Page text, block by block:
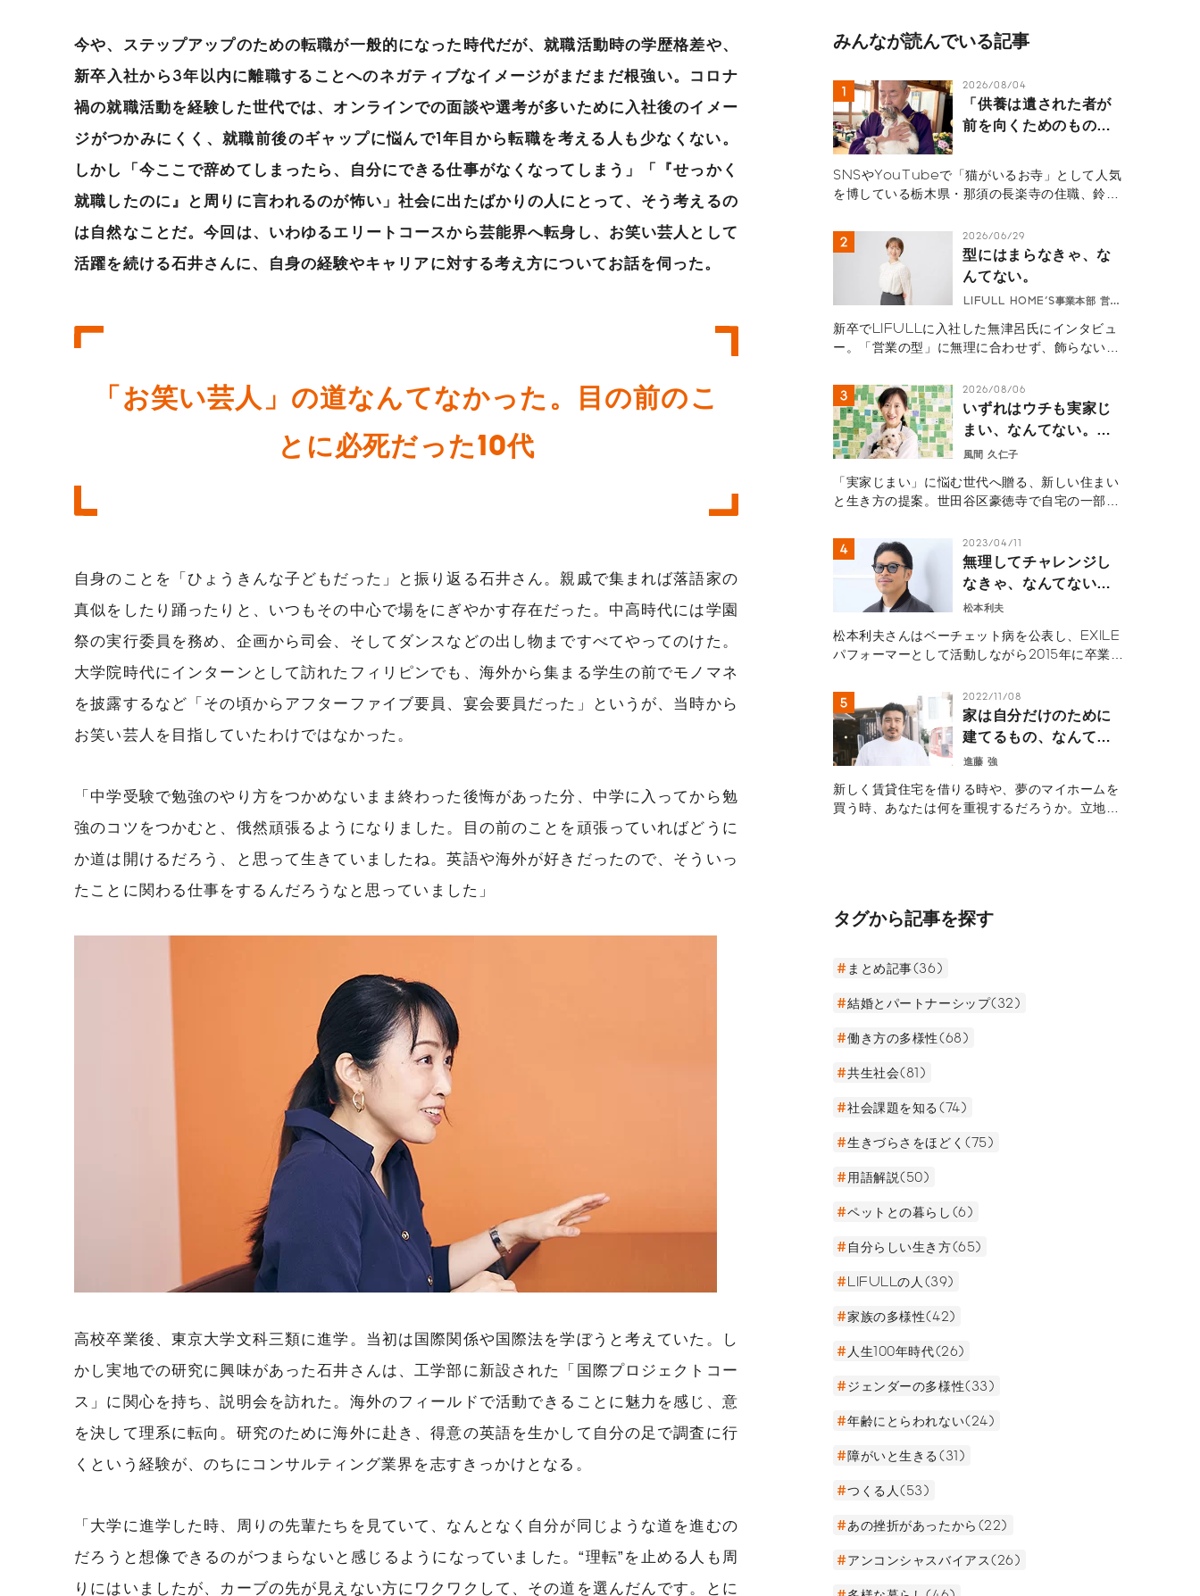
今や、ステップアップのための転職が一般的になった時代だが、就職活動時の学歴格差や、
新卒入社から3年以内に離職することへのネガティブなイメージがまだまだ根強い。コロナ
禍の就職活動を経験した世代では、オンラインでの面談や選考が多いために入社後のイメー
ジがつかみにくく、就職前後のギャップに悩んで1年目から転職を考える人も少なくない。
しかし「今ここで辞めてしまったら、自分にできる仕事がなくなってしまう」「『せっかく
就職したのに』と周りに言われるのが怖い」社会に出たばかりの人にとって、そう考えるの
は自然なことだ。今回は、いわゆるエリートコースから芸能界へ転身し、お笑い芸人として
活躍を続ける石井さんに、自身の経験やキャリアに対する考え方についてお話を伺った。
「お笑い芸人」の道なんてなかった。目の前のこ
とに必死だった10代
自身のことを「ひょうきんな子どもだった」と振り返る石井さん。親戚で集まれば落語家の
真似をしたり踊ったりと、いつもその中心で場をにぎやかす存在だった。中高時代には学園
祭の実行委員を務め、企画から司会、そしてダンスなどの出し物まですべてやってのけた。
大学院時代にインターンとして訪れたフィリピンでも、海外から集まる学生の前でモノマネ
を披露するなど「その頃からアフターファイブ要員、宴会要員だった」というが、当時から
お笑い芸人を目指していたわけではなかった。
「中学受験で勉強のやり方をつかめないまま終わった後悔があった分、中学に入ってから勉
強のコツをつかむと、俄然頑張るようになりました。目の前のことを頑張っていればどうに
か道は開けるだろう、と思って生きていましたね。英語や海外が好きだったので、そういっ
たことに関わる仕事をするんだろうなと思っていました」
高校卒業後、東京大学文科三類に進学。当初は国際関係や国際法を学ぼうと考えていた。し
かし実地での研究に興味があった石井さんは、工学部に新設された「国際プロジェクトコー
ス」に関心を持ち、説明会を訪れた。海外のフィールドで活動できることに魅力を感じ、意
を決して理系に転向。研究のために海外に赴き、得意の英語を生かして自分の足で調査に行
くという経験が、のちにコンサルティング業界を志すきっかけとなる。
「大学に進学した時、周りの先輩たちを見ていて、なんとなく自分が同じような道を進むの
だろうと想像できるのがつまらないと感じるようになっていました。“理転”を止める人も周
りにはいましたが、カーブの先が見えない方にワクワクして、その道を選んだんです。とに
みんなが読んでいる記事
2026/08/04
「供養は遺された者が
前を向くためのもの」
語るペットロスの受け
入れ方
SNSやYouTubeで「猫がいるお寺」として人気
を博している栃木県・那須の長楽寺の住職、鈴木
ー。多くの猫を看取り、ペットロスの葛藤、治療
の選択と向き合ってきた体験から「弔いの本質」
を紐解きます。悲しみを自然の摂理と捉え、遺さ
れた人間が前を向いて生きるためのヒントが詰ま
ったメッセージ。
2026/06/29
型にはまらなきゃ、な
んてない。
LIFULL HOME'S事業本部 営業
新卒でLIFULLに入社した無津呂氏にインタビュ
ー。「営業の型」に無理に合わせず、飾らない自
の深い信頼関係を築けるように。「型にはまらな
きゃ、なんてない。」を体現する、若手社員の等
身大なキャリア論。
2026/08/06
いずれはウチも実家じ
まい、なんてない。―
自宅を開いたら、地域
た。豪徳寺の小さなカ
の未来―
風間 久仁子
「実家じまい」に悩む世代へ贈る、新しい住まい
と生き方の提案。世田谷区豪徳寺で自宅の一部を
間久仁子さん。地域住民や外国人観光客が集う場
へと家を開き、新たな人生を歩み始めた物語を紹
介します。
2023/04/11
無理してチャレンジし
なきゃ、なんてない。
【後編】－好きなこと
バー 松本利夫の多彩な
松本利夫
松本利夫さんはベーチェット病を公表し、EXILE
パフォーマーとして活動しながら2015年に卒業し
などで表現活動をしている。後編では、困難に立
ち向かいながらもステージに立ち続けた思いや、
卒業後の新しいチャレンジ、精力的に活動し続け
る原動力について取材した。
2022/11/08
家は自分だけのために
建てるもの、なんてな
い。【前編】
進藤 強
新しく賃貸住宅を借りる時や、夢のマイホームを
買う時、あなたは何を重視するだろうか。立地、
ことを考え抜き、「エンドユーザーファースト」
タグから記事を探す
まとめ記事(36)
結婚とパートナーシップ(32)
働き方の多様性(68)
共生社会(81)
社会課題を知る(74)
生きづらさをほどく(75)
用語解説(50)
ペットとの暮らし(6)
自分らしい生き方(65)
LIFULLの人(39)
家族の多様性(42)
人生100年時代(26)
ジェンダーの多様性(33)
年齢にとらわれない(24)
障がいと生きる(31)
つくる人(53)
あの挫折があったから(22)
アンコンシャスバイアス(26)